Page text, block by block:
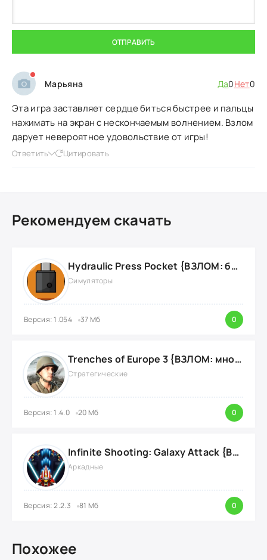
ОТПРАВИТЬ
Марьяна Да0Нет0
Эта игра заставляет сердце биться быстрее и пальцы
нажимать на экран с нескончаемым волнением. Взлом
дарует невероятное удовольствие от игры!
Ответить Цитировать
Рекомендуем скачать
Hydraulic Press Pocket {ВЗЛОМ: бесконечные деньги}
Симуляторы
Версия: 1.054 37 Мб 0
Trenches of Europe 3 {ВЗЛОМ: много денег}
Стратегические
Версия: 1.4.0 20 Мб 0
Infinite Shooting: Galaxy Attack {ВЗЛОМ: Бесплатные Покупки}
Аркадные
Версия: 2.2.3 81 Мб 0
Похожее